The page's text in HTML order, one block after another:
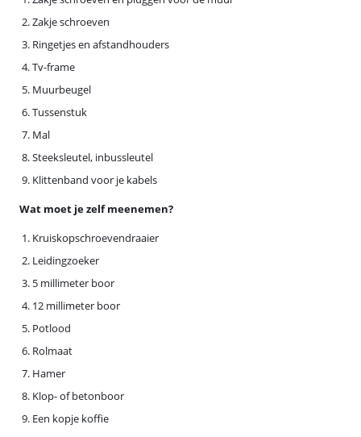
Zakje schroeven
Ringetjes en afstandhouders
Tv-frame
Muurbeugel
Tussenstuk
Mal
Steeksleutel, inbussleutel
Klittenband voor je kabels
Wat moet je zelf meenemen?
Kruiskopschroevendraaier
Leidingzoeker
5 millimeter boor
12 millimeter boor
Potlood
Rolmaat
Hamer
Klop- of betonboor
Een kopje koffie